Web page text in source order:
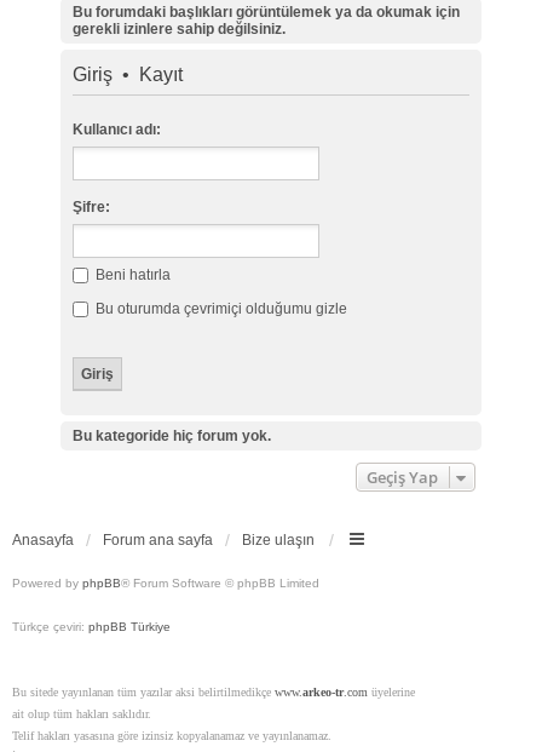
Bu forumdaki başlıkları görüntülemek ya da okumak için
gerekli izinlere sahip değilsiniz.
Giriş• Kayıt
Kullanıcı adı:
Şifre:
Beni hatırla
Bu oturumda çevrimiçi olduğumu gizle
Bu kategoride hiç forum yok.
Geçiş Yap
Anasayfa Forum ana sayfa Bize ulaşın
Powered by phpBB® Forum Software © phpBB Limited
Türkçe çeviri: phpBB Türkiye
Bu sitede yayınlanan tüm yazılar aksi belirtilmedikçe www.arkeo-tr.com üyelerine
ait olup tüm hakları saklıdır.
Telif hakları yasasına göre izinsiz kopyalanamaz ve yayınlanamaz.